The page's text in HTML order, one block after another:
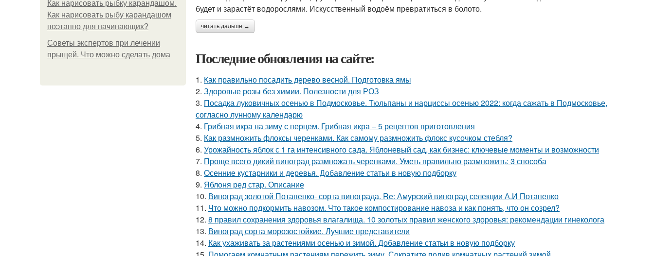
Как нарисовать рыбку карандашом.
Как нарисовать рыбу карандашом
поэтапно для начинающих?
Советы экспертов при лечении
прыщей. Что можно сделать дома
будет и зарастёт водорослями. Искусственный водоём превратиться в болото.
читать дальше →
Последние обновления на сайте:
1. Как правильно посадить дерево весной. Подготовка ямы
2. Здоровые розы без химии. Полезности для РОЗ
3. Посадка луковичных осенью в Подмосковье. Тюльпаны и нарциссы осенью 2022: когда сажать в Подмосковье,
согласно лунному календарю
4. Грибная икра на зиму с перцем. Грибная икра – 5 рецептов приготовления
5. Как размножить флоксы черенками. Как самому размножить флокс кусочком стебля?
6. Урожайность яблок с 1 га интенсивного сада. Яблоневый сад, как бизнес: ключевые моменты и возможности
7. Проще всего дикий виноград размножать черенками. Уметь правильно размножить: 3 способа
8. Осенние кустарники и деревья. Добавление статьи в новую подборку
9. Яблоня ред стар. Описание
10. Виноград золотой Потапенко- сорта винограда. Re: Амурский виноград селекции А.И Потапенко
11. Что можно подкормить навозом. Что такое компостирование навоза и как понять, что он созрел?
12. 8 правил сохранения здоровья влагалища. 10 золотых правил женского здоровья: рекомендации гинеколога
13. Виноград сорта морозостойкие. Лучшие представители
14. Как ухаживать за растениями осенью и зимой. Добавление статьи в новую подборку